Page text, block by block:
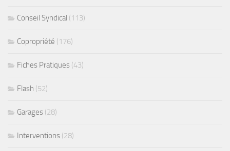
Conseil Syndical (113)
Copropriété (176)
Fiches Pratiques (43)
Flash (52)
Garages (28)
Interventions (28)